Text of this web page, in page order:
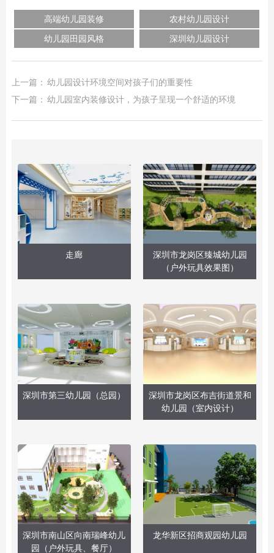
高端幼儿园装修
农村幼儿园设计
幼儿园田园风格
深圳幼儿园设计
上一篇： 幼儿园设计环境空间对孩子们的重要性
下一篇： 幼儿园室内装修设计，为孩子呈现一个舒适的环境
走廊
深圳市龙岗区臻城幼儿园
（户外玩具效果图）
深圳市第三幼儿园（总园）
深圳市龙岗区布吉街道景和
幼儿园（室内设计）
深圳市南山区向南瑞峰幼儿
园（户外玩具、餐厅）
龙华新区招商观园幼儿园